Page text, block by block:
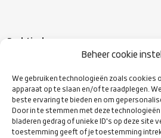
Beheer cookie
We gebruiken technologieën zoals cookies
apparaat op te slaan en/of te raadplegen.
beste ervaring te bieden en om
Door in te stemmen met deze
bladeren gedrag of unieke ID's op deze site
toestemming geeft of je toestemming
Praktisch
Wanneer: Dinsdag 16 november
Tijd: 20.00 uur tot 21.30 uur